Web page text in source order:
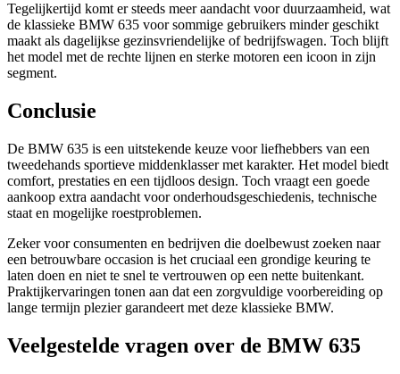
Tegelijkertijd komt er steeds meer aandacht voor duurzaamheid, wat
de klassieke BMW 635 voor sommige gebruikers minder geschikt
maakt als dagelijkse gezinsvriendelijke of bedrijfswagen. Toch blijft
het model met de rechte lijnen en sterke motoren een icoon in zijn
segment.
Conclusie
De BMW 635 is een uitstekende keuze voor liefhebbers van een
tweedehands sportieve middenklasser met karakter. Het model biedt
comfort, prestaties en een tijdloos design. Toch vraagt een goede
aankoop extra aandacht voor onderhoudsgeschiedenis, technische
staat en mogelijke roestproblemen.
Zeker voor consumenten en bedrijven die doelbewust zoeken naar
een betrouwbare occasion is het cruciaal een grondige keuring te
laten doen en niet te snel te vertrouwen op een nette buitenkant.
Praktijkervaringen tonen aan dat een zorgvuldige voorbereiding op
lange termijn plezier garandeert met deze klassieke BMW.
Veelgestelde vragen over de BMW 635